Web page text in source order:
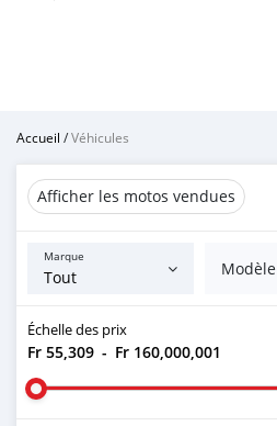
Accueil /Véhicules
Afficher les motos vendues
Marque
Modèle
Échelle des prix
Fr 55,309 - Fr 160,000,001